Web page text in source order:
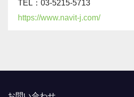
TEL：03-5215-5713
https://www.navit-j.com/